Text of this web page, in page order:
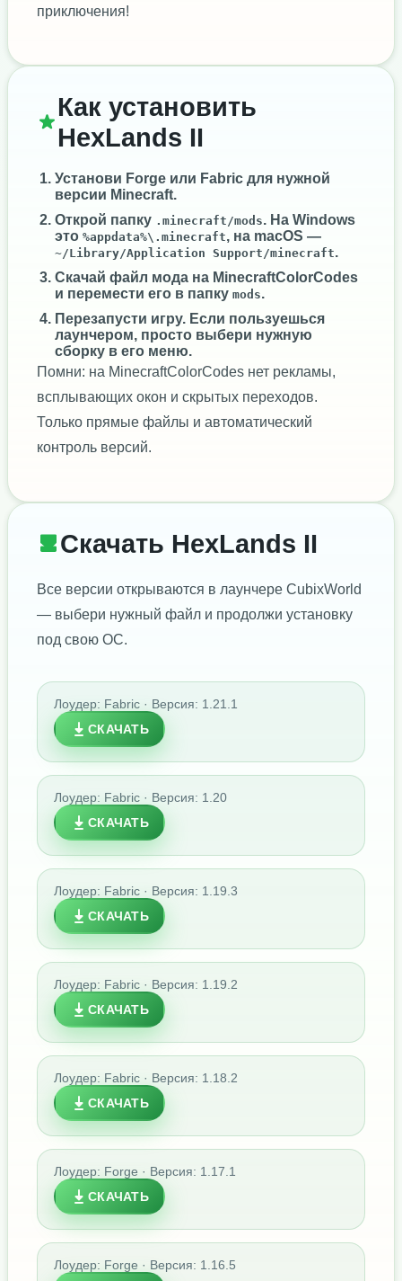
приключения!
Как установить
HexLands II
Установи Forge или Fabric для нужной
версии Minecraft.
Открой папку .minecraft/mods. На Windows
это %appdata%\.minecraft, на macOS —
~/Library/Application Support/minecraft.
Скачай файл мода на MinecraftColorCodes
и перемести его в папку mods.
Перезапусти игру. Если пользуешься
лаунчером, просто выбери нужную
сборку в его меню.
Помни: на MinecraftColorCodes нет рекламы,
всплывающих окон и скрытых переходов.
Только прямые файлы и автоматический
контроль версий.
Скачать HexLands II
Все версии открываются в лаунчере CubixWorld
— выбери нужный файл и продолжи установку
под свою ОС.
Лоудер: Fabric · Версия: 1.21.1
СКАЧАТЬ
Лоудер: Fabric · Версия: 1.20
СКАЧАТЬ
Лоудер: Fabric · Версия: 1.19.3
СКАЧАТЬ
Лоудер: Fabric · Версия: 1.19.2
СКАЧАТЬ
Лоудер: Fabric · Версия: 1.18.2
СКАЧАТЬ
Лоудер: Forge · Версия: 1.17.1
СКАЧАТЬ
Лоудер: Forge · Версия: 1.16.5